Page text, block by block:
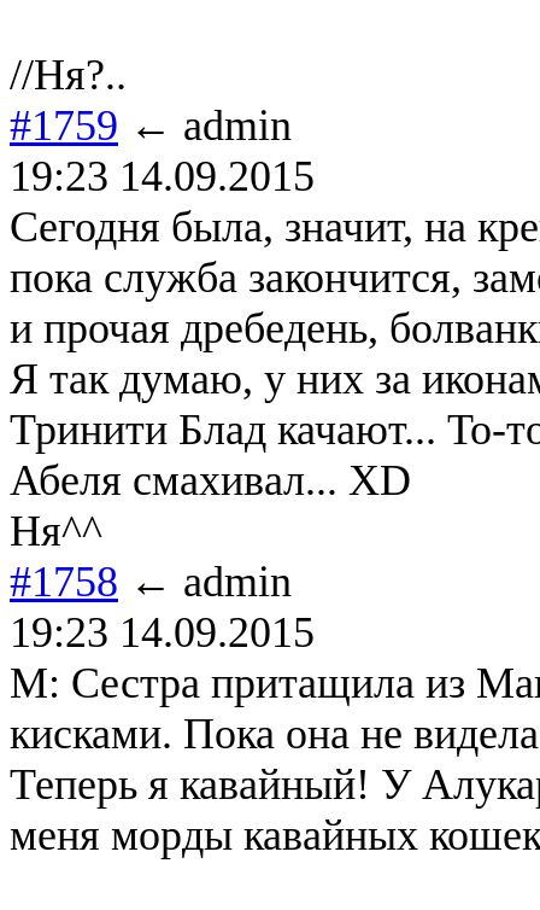
//Ня?..
#1759 ← admin
19:23 14.09.2015
Сегодня была, значит, на
пока служба закончится,
и прочая дребедень,
Я так думаю, у них за
Тринити Блад качают... То-
Абеля смахивал... XD
Ня^^
#1758 ← admin
19:23 14.09.2015
М: Сестра притащила из
кисками. Пока она не
Теперь я кавайный! У
меня морды кавайных